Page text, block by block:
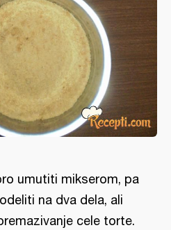
umutiti mikserom, pa
na dva dela, ali
cele torte.